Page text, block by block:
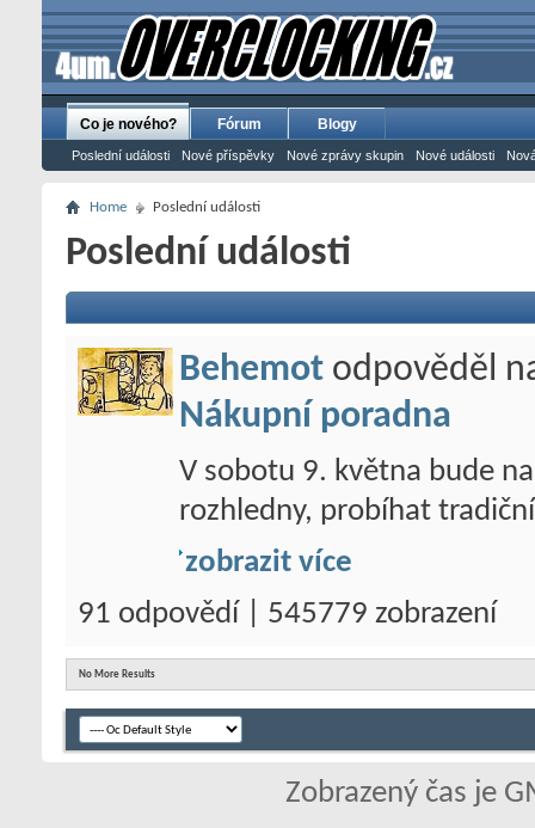
Co je nového?
Poslední události Nové příspěvky Nové zprávy skupin Nové události
Fórum Blogy
Home Poslední události
Poslední události
Behemot odpověděl
Nákupní poradna
V sobotu 9. května bude
rozhledny, probíhat
zobrazit více
91 odpovědí | 545779 zobrazení
No More Results
Zobrazený čas je